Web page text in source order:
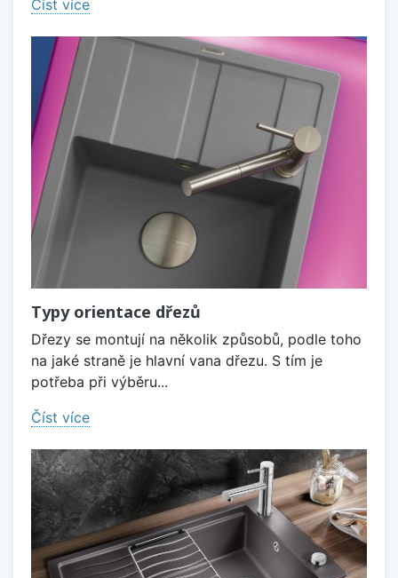
Číst více
Typy orientace dřezů
Dřezy se montují na několik způsobů, podle toho
na jaké straně je hlavní vana dřezu. S tím je
potřeba při výběru...
Číst více